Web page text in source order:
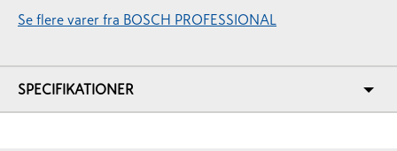
Se flere varer fra BOSCH PROFESSIONAL
SPECIFIKATIONER